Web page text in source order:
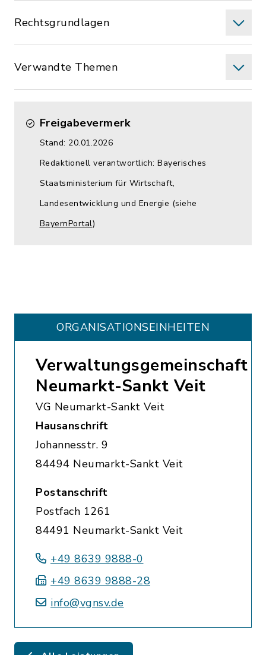
Rechtsgrundlagen
Verwandte Themen
Freigabevermerk
Stand: 20.01.2026
Redaktionell verantwortlich: Bayerisches
Staatsministerium für Wirtschaft,
Landesentwicklung und Energie (siehe
BayernPortal)
ORGANISATIONS­EINHEITEN
Verwaltungsgemeinschaft
Neumarkt-Sankt Veit
VG Neumarkt-Sankt Veit
Hausanschrift
Johannesstr. 9
84494 Neumarkt-Sankt Veit
Postanschrift
Postfach 1261
84491 Neumarkt-Sankt Veit
+49 8639 9888-0
+49 8639 9888-28
info@vgnsv.de